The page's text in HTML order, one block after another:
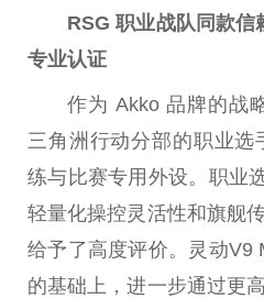
RSG 职业战队同款
专业认证
作为 Akko 品牌的战
三角洲行动分部的职业选
练与比赛专用外设。职业
轻量化操控灵活性和旗舰
给予了高度评价。灵动V9
的基础上，进一步通过更